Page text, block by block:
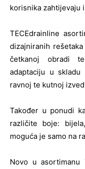
korisnika zahtijevaju
TECEdrainline
dizajniranih
četkanoj obradi
adaptaciju u
ravnoj te kutnoj
Također u ponudi
različite boje:
moguća je samo na
Novo u asortimanu